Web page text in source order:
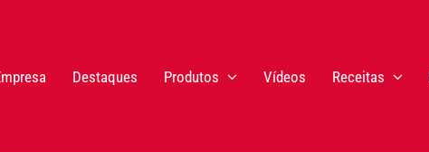
Destaques Produtos Vídeos Receitas